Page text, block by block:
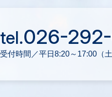
tel.026-
受付時間／平日8:20～17:00（土